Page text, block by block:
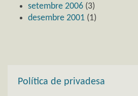
setembre 2006 (3)
desembre 2001 (1)
Política de privadesa